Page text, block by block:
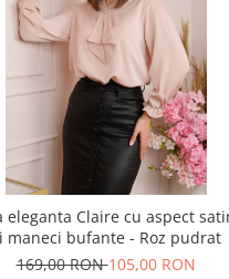
eleganta Claire cu aspect
maneci bufante - Roz pudrat
169,00 RON105,00 RON